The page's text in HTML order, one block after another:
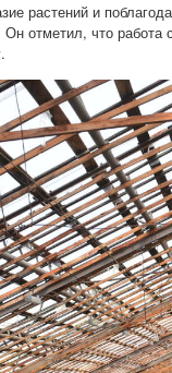
растений и
отметил, что